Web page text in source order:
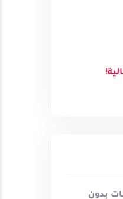
على 4 دفعات بدون